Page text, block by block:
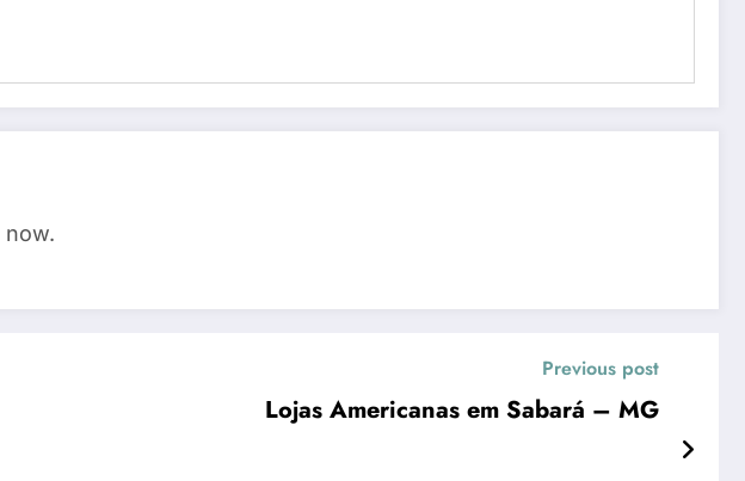
now.
Previous post
Lojas Americanas em Sabará – MG